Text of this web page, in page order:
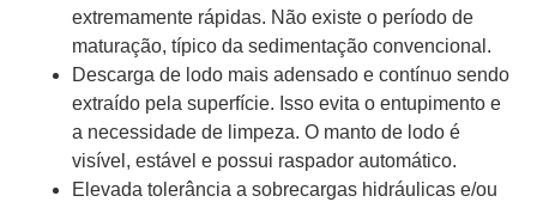
extremamente rápidas. Não existe o período de
maturação, típico da sedimentação convencional.
Descarga de lodo mais adensado e contínuo sendo
extraído pela superfície. Isso evita o entupimento e
a necessidade de limpeza. O manto de lodo é
visível, estável e possui raspador automático.
Elevada tolerância a sobrecargas hidráulicas e/ou